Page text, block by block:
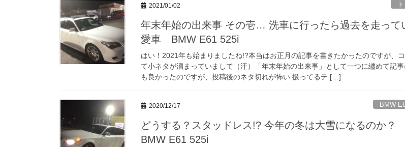
2021/01/02
年末年始の出来事 その壱… 洗車に行ったら過去を走って
愛車 BMW E61 525i
はい！2021年も始まりましたね!?本当はお正月の記事を書きたかったのですが、
て小ネタが溜まっていまして（汗）「年末年始の出来事」として一つに纏めて記事
も良かったのですが、投稿後のネタ切れが怖い 扱ってるテ […]
2020/12/17 BMW
どうする？スタッドレス!? 今年の冬は大雪になるのか？
BMW E61 525i